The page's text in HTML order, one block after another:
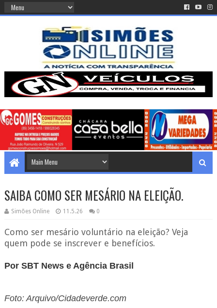
SAIBA COMO SER MESÁRIO NA ELEIÇÃO.
Simões Online 11.5.26 0
Como ser mesário voluntário na eleição? Veja
quem pode se inscrever e benefícios.
Por SBT News e Agência Brasil
Foto: Arquivo/Cidadeverde.com